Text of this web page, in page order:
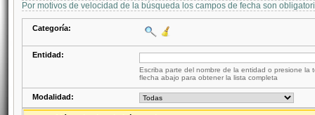
Por motivos de velocidad de la búsqueda los campos de fecha son
Categoría:
Entidad:
Escriba parte del nombre de la entidad o presione la
flecha abajo para obtener la lista completa
Modalidad: